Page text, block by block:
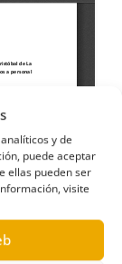
y de
puede aceptar
ellas pueden ser
visite